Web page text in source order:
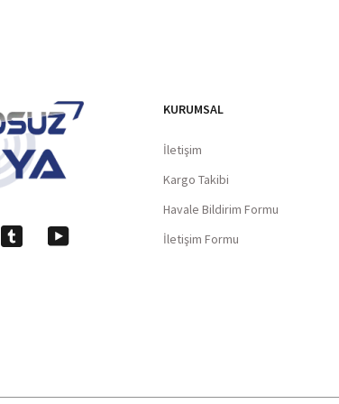
KURUMSAL
İletişim
Kargo Takibi
Havale Bildirim Formu
İletişim Formu